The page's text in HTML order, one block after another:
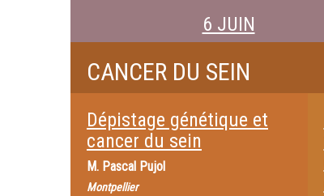
6 JUIN
CANCER DU SEIN
Dépistage génétique et
cancer du sein
M. Pascal Pujol
Montpellier